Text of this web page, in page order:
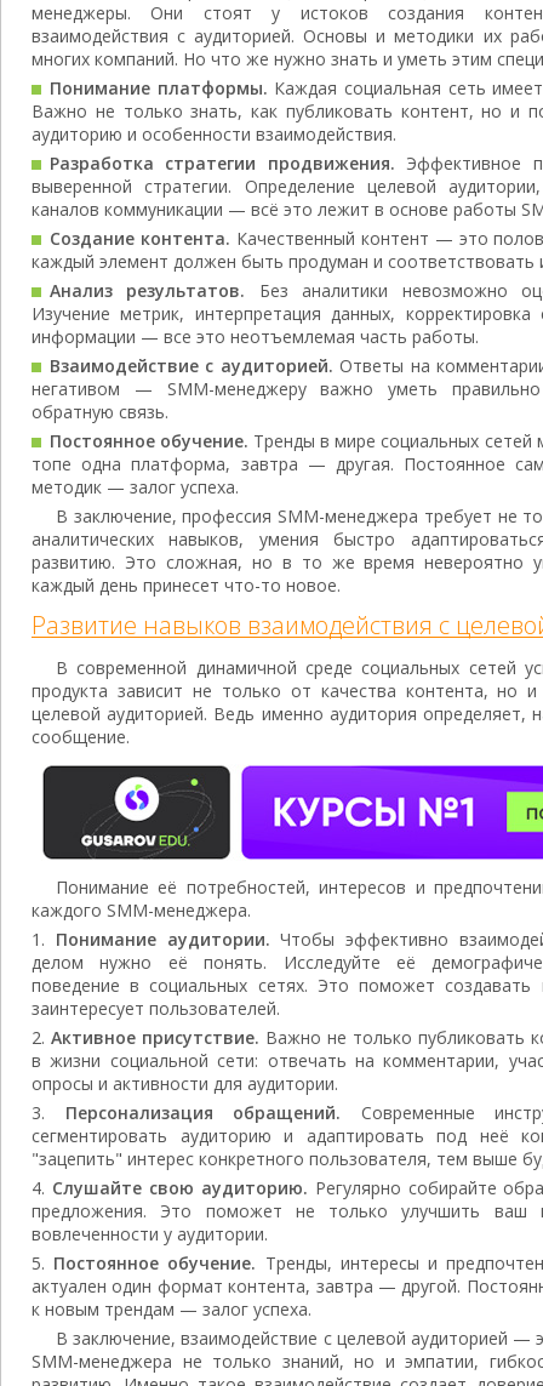
менеджеры. Они стоят у истоков создания
взаимодействия с аудиторией. Основы и методики их
многих компаний. Но что же нужно знать и уметь этим
Понимание платформы. Каждая социальная сеть
Важно не только знать, как публиковать контент, но и
аудиторию и особенности взаимодействия.
Разработка стратегии продвижения. Эффективное
выверенной стратегии. Определение целевой
каналов коммуникации — всё это лежит в основе работы
Создание контента. Качественный контент — это
каждый элемент должен быть продуман и соответствовать
Анализ результатов. Без аналитики невозможно
Изучение метрик, интерпретация данных,
информации — все это неотъемлемая часть работы.
Взаимодействие с аудиторией. Ответы на
негативом — SMM-менеджеру важно уметь
обратную связь.
Постоянное обучение. Тренды в мире социальных
топе одна платформа, завтра — другая. Постоянное
методик — залог успеха.
В заключение, профессия SMM-менеджера требует не
аналитических навыков, умения быстро
развитию. Это сложная, но в то же время невероятно
каждый день принесет что-то новое.
Развитие навыков взаимодействия с
В современной динамичной среде социальных сетей
продукта зависит не только от качества контента, но
целевой аудиторией. Ведь именно аудитория определяет,
сообщение.
Понимание её потребностей, интересов и
каждого SMM-менеджера.
Понимание аудитории. Чтобы эффективно
делом нужно её понять. Исследуйте её
поведение в социальных сетях. Это поможет создавать
заинтересует пользователей.
Активное присутствие. Важно не только публиковать
в жизни социальной сети: отвечать на комментарии,
опросы и активности для аудитории.
Персонализация обращений. Современные
сегментировать аудиторию и адаптировать под неё
"зацепить" интерес конкретного пользователя, тем выше
Слушайте свою аудиторию. Регулярно собирайте
предложения. Это поможет не только улучшить ваш
вовлеченности у аудитории.
Постоянное обучение. Тренды, интересы и
актуален один формат контента, завтра — другой.
к новым трендам — залог успеха.
В заключение, взаимодействие с целевой аудиторией —
SMM-менеджера не только знаний, но и эмпатии,